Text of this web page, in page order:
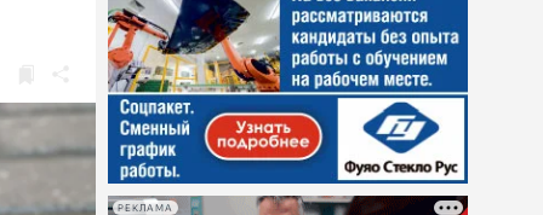
РЕКЛАМА